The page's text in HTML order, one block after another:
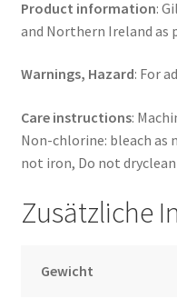
Product information:
and Northern Ireland as
Warnings, Hazard: For
Care instructions:
Non-chlorine: bleach as
not iron, Do not dryclean
Zusätzliche
Gewicht